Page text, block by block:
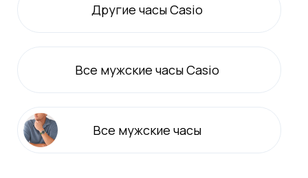
Другие часы Casio
Все мужские часы Casio
Все мужские часы